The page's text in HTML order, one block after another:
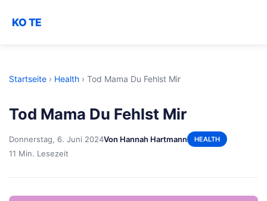
KO TE
Startseite › Health › Tod Mama Du Fehlst Mir
Tod Mama Du Fehlst Mir
Donnerstag, 6. Juni 2024Von Hannah Hartmann HEALTH
11 Min. Lesezeit